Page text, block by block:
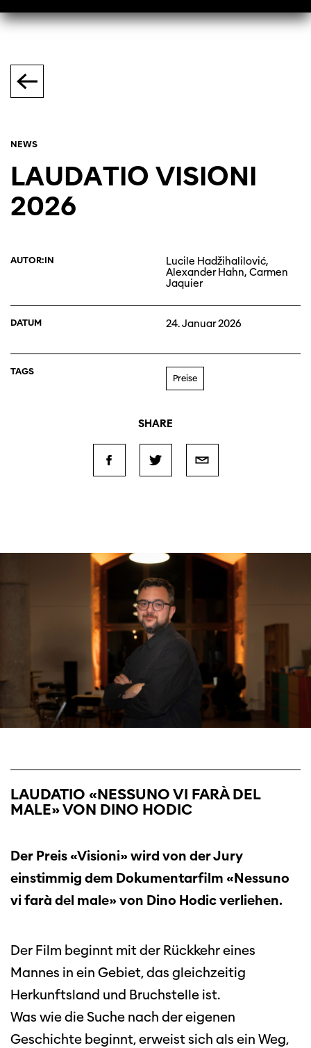
NEWS
LAUDATIO VISIONI
2026
AUTOR:IN
Lucile Hadžihalilović,
Alexander Hahn, Carmen
Jaquier
DATUM 24. Januar 2026
TAGS
Preise
SHARE
LAUDATIO «NESSUNO VI FARÀ DEL
MALE» VON DINO HODIC
Der Preis «Visioni» wird von der Jury
einstimmig dem Dokumentarfilm «Nessuno
vi farà del male» von Dino Hodic verliehen.
Der Film beginnt mit der Rückkehr eines
Mannes in ein Gebiet, das gleichzeitig
Herkunftsland und Bruchstelle ist.
Was wie die Suche nach der eigenen
Geschichte beginnt, erweist sich als ein Weg,